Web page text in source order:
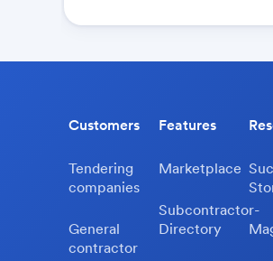
Customers
Tendering
companies
General
contractor
Features
Marketplace
Subcontractor-
Directory